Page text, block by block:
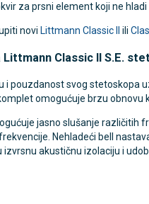
za prsni element koji ne
novi Littmann Classic II ili
LittmannClassic II S.E.
i pouzdanost svog stetoskopa
omogućuje brzu
jasno slušanje različitih
Nehladeći bell
akustičnu izolaciju i
7 × 1 –
Novo